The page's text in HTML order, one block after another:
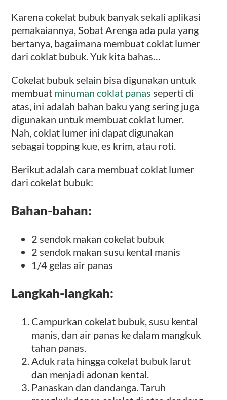
Karena cokelat bubuk banyak sekali aplikasi
pemakaiannya, Sobat Arenga ada pula yang
bertanya, bagaimana membuat coklat lumer
dari coklat bubuk. Yuk kita bahas…
Cokelat bubuk selain bisa digunakan untuk
membuat minuman coklat panas seperti di
atas, ini adalah bahan baku yang sering juga
digunakan untuk membuat coklat lumer.
Nah, coklat lumer ini dapat digunakan
sebagai topping kue, es krim, atau roti.
Berikut adalah cara membuat coklat lumer
dari cokelat bubuk:
Bahan-bahan:
2 sendok makan cokelat bubuk
2 sendok makan susu kental manis
1/4 gelas air panas
Langkah-langkah:
Campurkan cokelat bubuk, susu kental
manis, dan air panas ke dalam mangkuk
tahan panas.
Aduk rata hingga cokelat bubuk larut
dan menjadi adonan kental.
Panaskan dan dandanga. Taruh